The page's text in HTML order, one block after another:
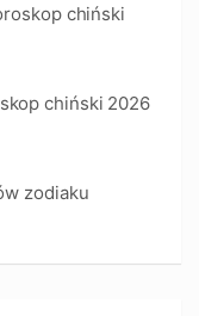
chiński
chiński 2026
zodiaku